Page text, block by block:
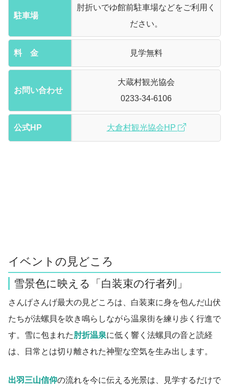
駐車場
肘折いでゆ館前駐車場などをご利用く
ださい。
料 金 見学無料
お問い合わせ
大蔵村観光協会
0233-34-6106
公式HP 大倉村観光協会HP
イベントの見どころ
雪景色に映える「白装束の行者列」
さんげさんげ最大の見どころは、白装束に身を包んだ山伏
たちが法螺貝を吹き鳴らしながら温泉街を練り歩く行進で
す。雪に包まれた肘折温泉に低く響く法螺貝の音と読経
は、日常とは切り離された神聖な空気を生み出します。
出羽三山信仰の流れを今に伝える光景は、見学するだけで